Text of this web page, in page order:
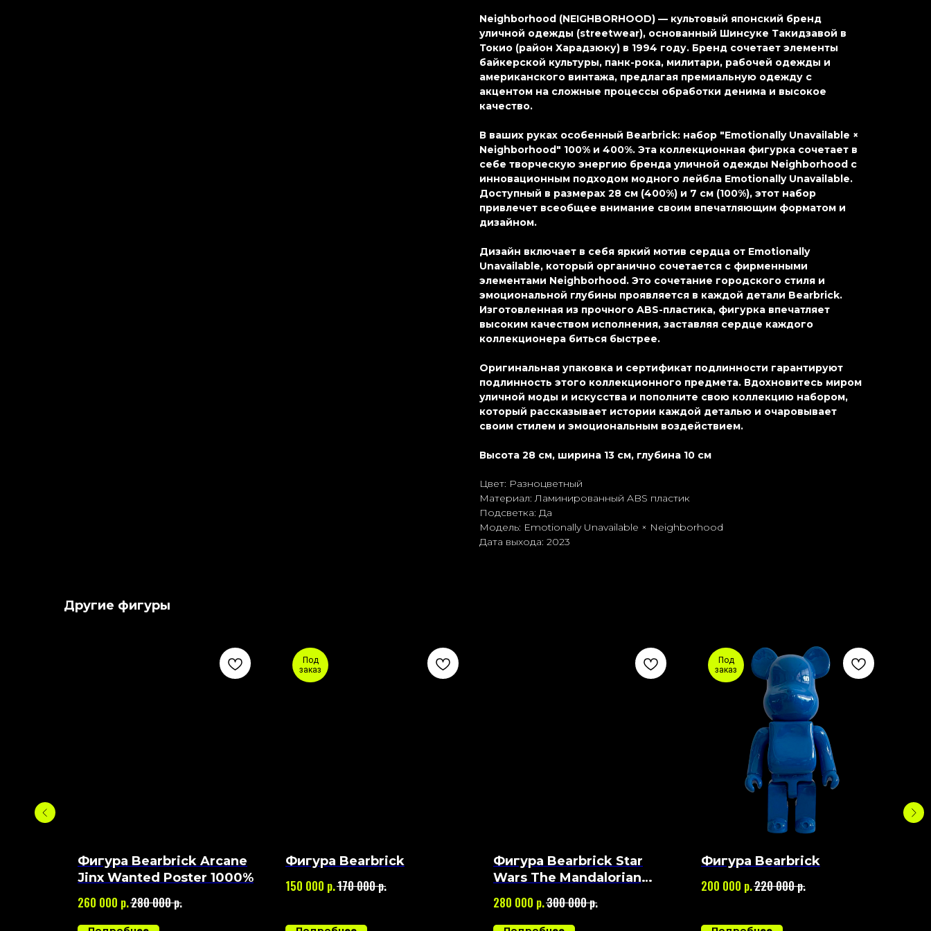
Neighborhood (NEIGHBORHOOD) — культовый японский бренд
уличной одежды (streetwear), основанный Шинсуке Такидзавой в
Токио (район Харадзюку) в 1994 году. Бренд сочетает элементы
байкерской культуры, панк-рока, милитари, рабочей одежды и
американского винтажа, предлагая премиальную одежду с
акцентом на сложные процессы обработки денима и высокое
качество.
В ваших руках особенный Bearbrick: набор "Emotionally Unavailable ×
Neighborhood" 100% и 400%. Эта коллекционная фигурка сочетает в
себе творческую энергию бренда уличной одежды Neighborhood с
инновационным подходом модного лейбла Emotionally Unavailable.
Доступный в размерах 28 см (400%) и 7 см (100%), этот набор
привлечет всеобщее внимание своим впечатляющим форматом и
дизайном.
Дизайн включает в себя яркий мотив сердца от Emotionally
Unavailable, который органично сочетается с фирменными
элементами Neighborhood. Это сочетание городского стиля и
эмоциональной глубины проявляется в каждой детали Bearbrick.
Изготовленная из прочного ABS-пластика, фигурка впечатляет
высоким качеством исполнения, заставляя сердце каждого
коллекционера биться быстрее.
Оригинальная упаковка и сертификат подлинности гарантируют
подлинность этого коллекционного предмета. Вдохновитесь миром
уличной моды и искусства и пополните свою коллекцию набором,
который рассказывает истории каждой деталью и очаровывает
своим стилем и эмоциональным воздействием.
Высота 28 см, ширина 13 см, глубина 10 см
Цвет: Разноцветный
Материал: Ламиниpoванный ABS пластик
Подсветка: Да
Модель: Emotionally Unavailable × Neighborhood
Дата выхода: 2023
Другие фигуры
Фигура Bearbrick Arcane
Jinx Wanted Poster 1000%
260 000 р.280 000р.
Под
заказ
Фигура Bearbrick
150 000 р.170 000р.
Фигура Bearbrick Star
Wars The Mandalorian
1000%
280 000 р.300 000р.
Под
заказ
Фигура Bearbrick
200 000 р.220 000р.